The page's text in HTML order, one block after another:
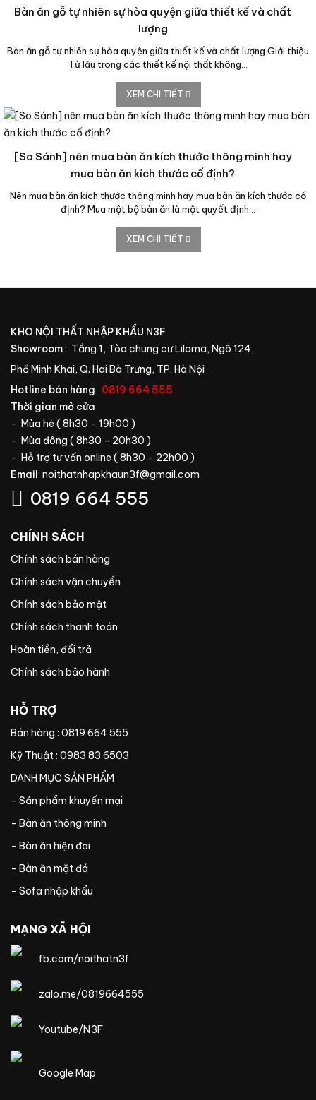
Bàn ăn gỗ tự nhiên sự hòa quyện giữa thiết kế và chất
lượng
Bàn ăn gỗ tự nhiên sự hòa quyện giữa thiết kế và chất lượng Giới thiệu
Từ lâu trong các thiết kế nội thất không…
XEM CHI TIẾT
[So Sánh] nên mua bàn ăn kích thước thông minh hay
mua bàn ăn kích thước cố định?
Nên mua bàn ăn kích thước thông minh hay mua bàn ăn kích thước cố
định? Mua một bộ bàn ăn là một quyết định…
XEM CHI TIẾT
KHO NỘI THẤT NHẬP KHẨU N3F
Showroom: Tầng 1, Tòa chung cư Lilama, Ngõ 124,
Phố Minh Khai, Q. Hai Bà Trưng, TP. Hà Nội
Hotline bán hàng
0819 664 555
Thời gian mở cửa
- Mùa hè ( 8h30 - 19h00 )
- Mùa đông ( 8h30 - 20h30 )
- Hỗ trợ tư vấn online ( 8h30 - 22h00 )
Email: noithatnhapkhaun3f@gmail.com
0819 664 555
CHÍNH SÁCH
Chính sách bán hàng
Chính sách vận chuyển
Chính sách bảo mật
Chính sách thanh toán
Hoàn tiền, đổi trả
Chính sách bảo hành
HỖ TRỢ
Bán hàng : 0819 664 555
Kỹ Thuật : 0983 83 6503
DANH MỤC SẢN PHẨM
- Sản phẩm khuyến mại
- Bàn ăn thông minh
- Bàn ăn hiện đại
- Bàn ăn mặt đá
- Sofa nhập khẩu
MẠNG XÃ HỘI
fb.com/noithatn3f
zalo.me/0819664555
Youtube/N3F
Google Map